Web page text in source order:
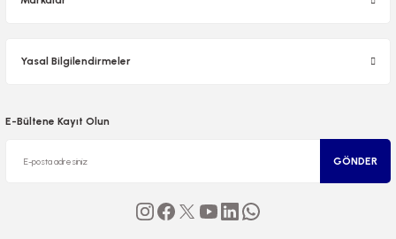
Yasal Bilgilendirmeler
E-Bültene Kayıt Olun
GÖNDER